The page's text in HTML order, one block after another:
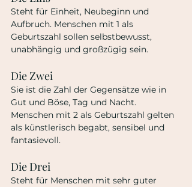
Steht für Einheit, Neubeginn und
Aufbruch. Menschen mit 1 als
Geburtszahl sollen selbstbewusst,
unabhängig und großzügig sein.
Die Zwei
Sie ist die Zahl der Gegensätze wie in
Gut und Böse, Tag und Nacht.
Menschen mit 2 als Geburtszahl gelten
als künstlerisch begabt, sensibel und
fantasievoll.
Die Drei
Steht für Menschen mit sehr guter